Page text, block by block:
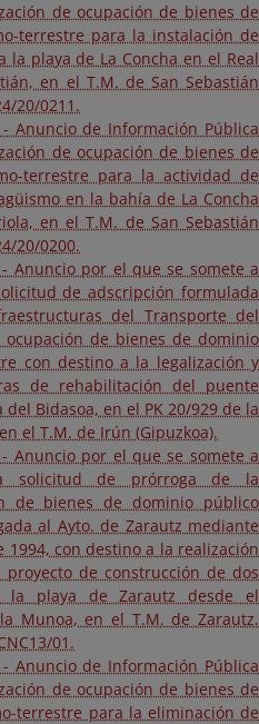
de ocupación de bienes de
terrestre para la instalación de
la playa de La Concha en el Real
en el T.M. de San Sebastián
20/0211.
Anuncio de Información Pública
de ocupación de bienes de
terrestre para la actividad de
en la bahía de La Concha
en el T.M. de San Sebastián
20/0200.
Anuncio por el que se somete a
de adscripción formulada
del Transporte del
ocupación de bienes de dominio
con destino a la legalización y
de rehabilitación del puente
Bidasoa, en el PK 20/929 de la
el T.M. de Irún (Gipuzkoa).
Anuncio por el que se somete a
solicitud de prórroga de la
de bienes de dominio público
al Ayto. de Zarautz mediante
1994, con destino a la realización
de construcción de dos
la playa de Zarautz desde el
Munoa, en el T.M. de Zarautz.
01.
Anuncio de Información Pública
de ocupación de bienes de
terrestre para la eliminación de